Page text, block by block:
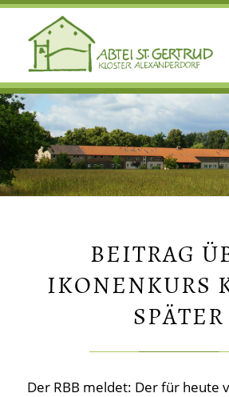
BEITRAG
IKONENKURS
SPÄTER
Der RBB meldet: Der für heute